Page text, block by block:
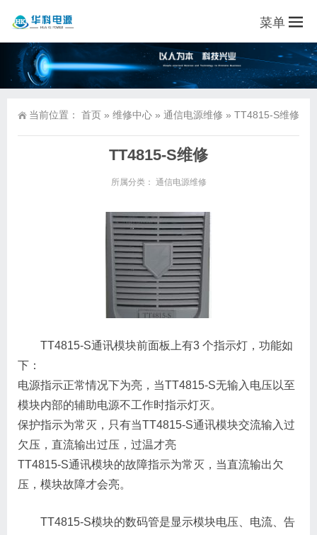
菜单
当前位置： 首页 » 维修中心 » 通信电源维修 » TT4815-S维修
TT4815-S维修
所属分类： 通信电源维修
TT4815-S通讯模块前面板上有3 个指示灯，功能如
下：
电源指示正常情况下为亮，当TT4815-S无输入电压以至
模块内部的辅助电源不工作时指示灯灭。
保护指示为常灭，只有当TT4815-S通讯模块交流输入过
欠压，直流输出过压，过温才亮
TT4815-S通讯模块的故障指示为常灭，当直流输出欠
压，模块故障才会亮。
TT4815-S模块的数码管是显示模块电压、电流、告